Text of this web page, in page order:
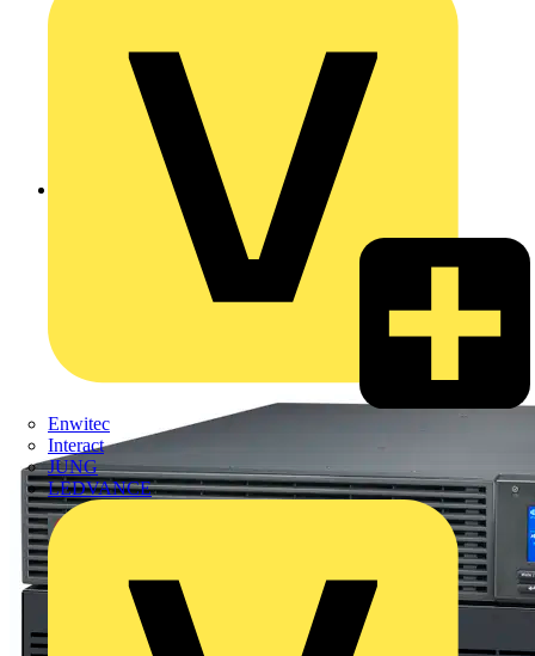
Enwitec
Interact
JUNG
LEDVANCE
Zurück zu Produkte